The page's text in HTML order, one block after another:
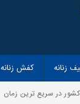
زنانه کفش زنانه
در سریع ترین زمان